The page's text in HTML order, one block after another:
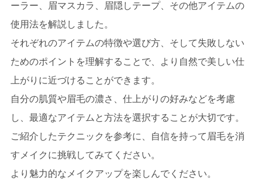
ーラー、眉マスカラ、眉隠しテープ、その他アイテムの
使用法を解説しました。
それぞれのアイテムの特徴や選び方、そして失敗しない
ためのポイントを理解することで、より自然で美しい仕
上がりに近づけることができます。
自分の肌質や眉毛の濃さ、仕上がりの好みなどを考慮
し、最適なアイテムと方法を選択することが大切です。
ご紹介したテクニックを参考に、自信を持って眉毛を消
すメイクに挑戦してみてください。
より魅力的なメイクアップを楽しんでください。